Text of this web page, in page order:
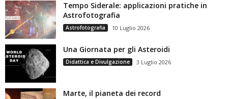
Tempo Siderale: applicazioni pratiche in
Astrofotografia
Astrofotografia 10 Luglio 2026
Una Giornata per gli Asteroidi
Didattica e Divulgazione 3 Luglio 2026
Marte, il pianeta dei record